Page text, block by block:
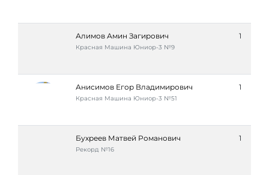
Алимов Амин Загирович
Красная Машина Юниор-3 №9
1
Анисимов Егор Владимирович
Красная Машина Юниор-3 №51
1
Бухреев Матвей Романович
Рекорд №16
1